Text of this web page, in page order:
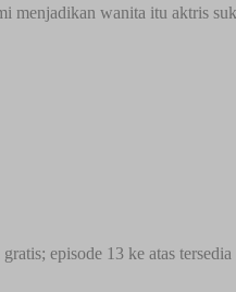
wanita itu aktris
episode 13 ke atas